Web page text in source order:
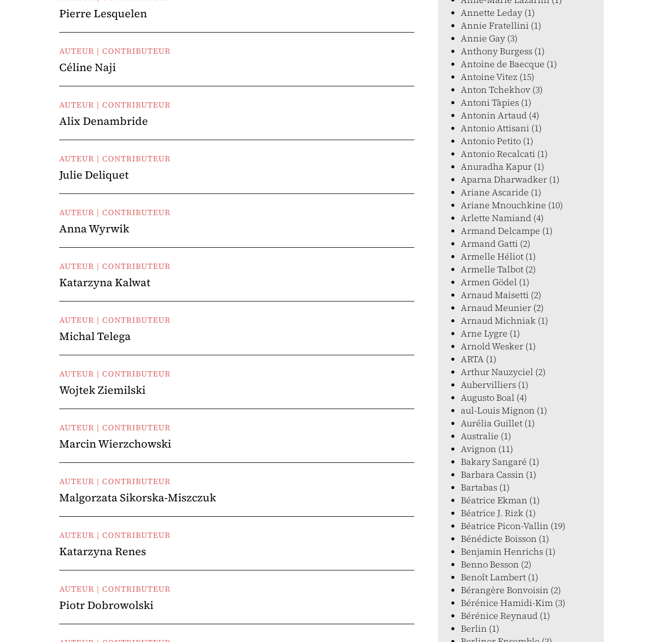
Pierre Lesquelen
AUTEUR | CONTRIBUTEUR
Céline Naji
AUTEUR | CONTRIBUTEUR
Alix Denambride
AUTEUR | CONTRIBUTEUR
Julie Deliquet
AUTEUR | CONTRIBUTEUR
Anna Wyrwik
AUTEUR | CONTRIBUTEUR
Katarzyna Kalwat
AUTEUR | CONTRIBUTEUR
Michal Telega
AUTEUR | CONTRIBUTEUR
Wojtek Ziemilski
AUTEUR | CONTRIBUTEUR
Marcin Wierzchowski
AUTEUR | CONTRIBUTEUR
Malgorzata Sikorska-Miszczuk
AUTEUR | CONTRIBUTEUR
Katarzyna Renes
AUTEUR | CONTRIBUTEUR
Piotr Dobrowolski
Annette Leday (1)
Annie Fratellini (1)
Annie Gay (3)
Anthony Burgess (1)
Antoine de Baecque (1)
Antoine Vitez (15)
Anton Tchekhov (3)
Antoni Tàpies (1)
Antonin Artaud (4)
Antonio Attisani (1)
Antonio Petito (1)
Antonio Recalcati (1)
Anuradha Kapur (1)
Aparna Dharwadker (1)
Ariane Ascaride (1)
Ariane Mnouchkine (10)
Arlette Namiand (4)
Armand Delcampe (1)
Armand Gatti (2)
Armelle Héliot (1)
Armelle Talbot (2)
Armen Gödel (1)
Arnaud Maisetti (2)
Arnaud Meunier (2)
Arnaud Michniak (1)
Arne Lygre (1)
Arnold Wesker (1)
ARTA (1)
Arthur Nauzyciel (2)
Aubervilliers (1)
Augusto Boal (4)
aul-Louis Mignon (1)
Aurélia Guillet (1)
Australie (1)
Avignon (11)
Bakary Sangaré (1)
Barbara Cassin (1)
Bartabas (1)
Béatrice Ekman (1)
Béatrice J. Rizk (1)
Béatrice Picon-Vallin (19)
Bénédicte Boisson (1)
Benjamin Henrichs (1)
Benno Besson (2)
Benoît Lambert (1)
Bérangère Bonvoisin (2)
Bérénice Hamidi-Kim (3)
Bérénice Reynaud (1)
Berlin (1)